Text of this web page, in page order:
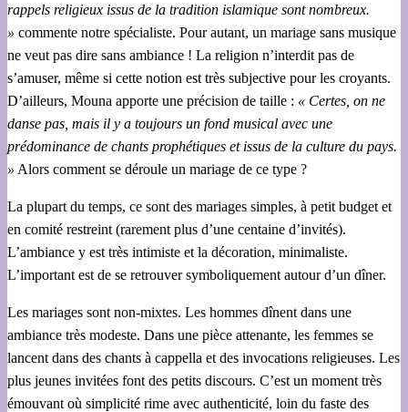
rappels religieux issus de la tradition islamique sont nombreux.
» commente notre spécialiste. Pour autant, un mariage sans musique
ne veut pas dire sans ambiance ! La religion n’interdit pas de
s’amuser, même si cette notion est très subjective pour les croyants.
D’ailleurs, Mouna apporte une précision de taille : « Certes, on ne
danse pas, mais il y a toujours un fond musical avec une
prédominance de chants prophétiques et issus de la culture du pays.
» Alors comment se déroule un mariage de ce type ?
La plupart du temps, ce sont des mariages simples, à petit budget et
en comité restreint (rarement plus d’une centaine d’invités).
L’ambiance y est très intimiste et la décoration, minimaliste.
L’important est de se retrouver symboliquement autour d’un dîner.
Les mariages sont non-mixtes. Les hommes dînent dans une
ambiance très modeste. Dans une pièce attenante, les femmes se
lancent dans des chants à cappella et des invocations religieuses. Les
plus jeunes invitées font des petits discours. C’est un moment très
émouvant où simplicité rime avec authenticité, loin du faste des